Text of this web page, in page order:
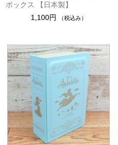
ボックス 【日本製】
1,100円
（税込み）